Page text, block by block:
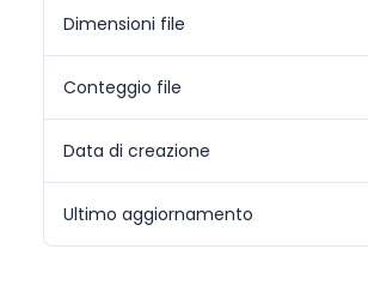
Dimensioni file
Conteggio file
Data di creazione
Ultimo aggiornamento